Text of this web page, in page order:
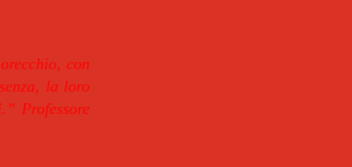
con
la loro
Professore